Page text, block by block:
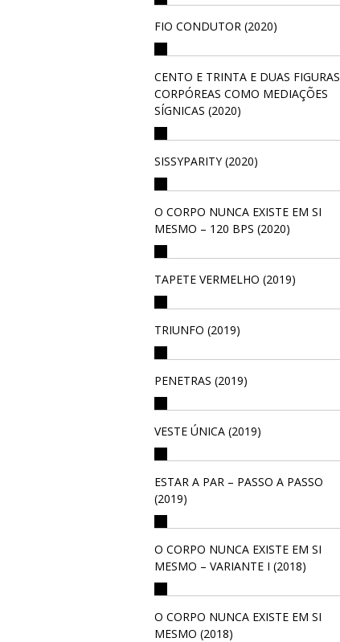
FIO CONDUTOR (2020)
CENTO E TRINTA E DUAS FIGURAS
CORPÓREAS COMO MEDIAÇÕES
SÍGNICAS (2020)
SISSYPARITY (2020)
O CORPO NUNCA EXISTE EM SI
MESMO – 120 BPS (2020)
TAPETE VERMELHO (2019)
TRIUNFO (2019)
PENETRAS (2019)
VESTE ÚNICA (2019)
ESTAR A PAR – PASSO A PASSO
(2019)
O CORPO NUNCA EXISTE EM SI
MESMO – VARIANTE I (2018)
O CORPO NUNCA EXISTE EM SI
MESMO (2018)